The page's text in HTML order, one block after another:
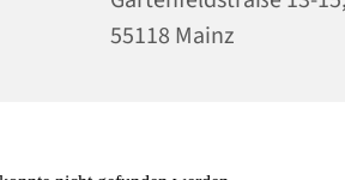
55118 Mainz